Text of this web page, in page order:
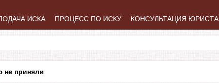
ИСКА ПРОЦЕСС ПО ИСКУ КОНСУЛЬТАЦИЯ ЮРИСТА
не приняли